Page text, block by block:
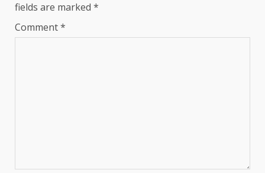
fields are marked *
Comment*